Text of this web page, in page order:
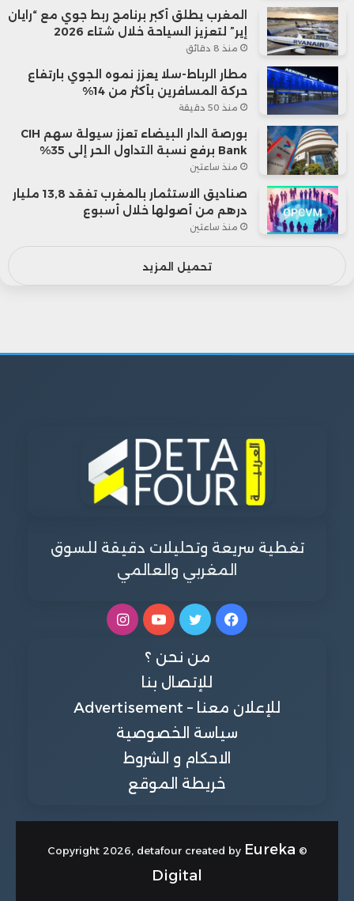
المغرب يطلق أكبر برنامج ربط جوي مع “رايان
إير” لتعزيز السياحة خلال شتاء 2026
منذ 8 دقائق
مطار الرباط-سلا يعزز نموه الجوي بارتفاع
حركة المسافرين بأكثر من 14%
منذ 50 دقيقة
بورصة الدار البيضاء تعزز سيولة سهم CIH
Bank برفع نسبة التداول الحر إلى 35%
منذ ساعتين
صناديق الاستثمار بالمغرب تفقد 13,8 مليار
درهم من أصولها خلال أسبوع
منذ ساعتين
تحميل المزيد
تغطية سريعة وتحليلات دقيقة للسوق
المغربي والعالمي
فيسبوكتويتر يوتيوبانستقرام
من نحن ؟
للإتصال بنا
للإعلان معنا – Advertisement
سياسة الخصوصية
الاحكام و الشروط
خريطة الموقع
© Copyright 2026, detafour created by
Eureka
Digital